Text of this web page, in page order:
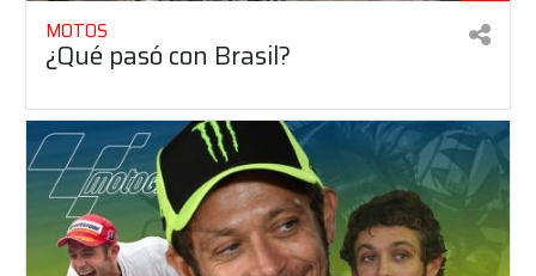
MOTOS
¿Qué pasó con Brasil?